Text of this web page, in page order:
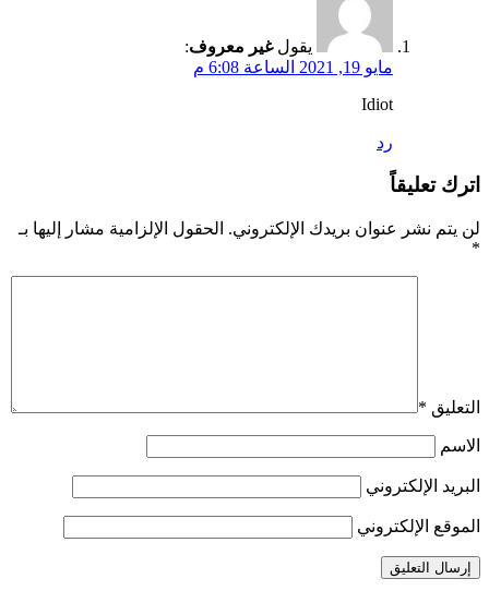
يقول غير معروف:
مايو 19, 2021 الساعة 6:08 م
Idiot
رد
اترك تعليقاً
لن يتم نشر عنوان بريدك الإلكتروني. الحقول الإلزامية مشار إليها بـ
*
التعليق *
الاسم
البريد الإلكتروني
الموقع الإلكتروني